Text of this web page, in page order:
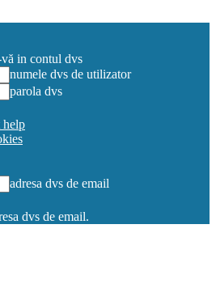
in contul dvs
numele dvs de utilizator
parola dvs
help
adresa dvs de email
dvs de email.